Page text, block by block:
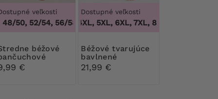
veľkosti
50, 52/54, 56/58, 60/62,44/46, 48/50, 52/54, 56/58,
30 DEN
€
Dostupné veľkosti
3XL, 4XL, 5XL, 6XL, 7XL, 8XL, 9XL
Béžové tvarujúce
bavlnené
nohavičky s čipkou
21,99 €